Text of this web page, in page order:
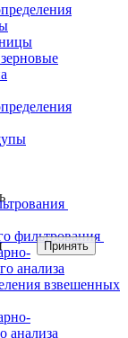
фильтрования
анализа
взвешенных
анализа
Принять